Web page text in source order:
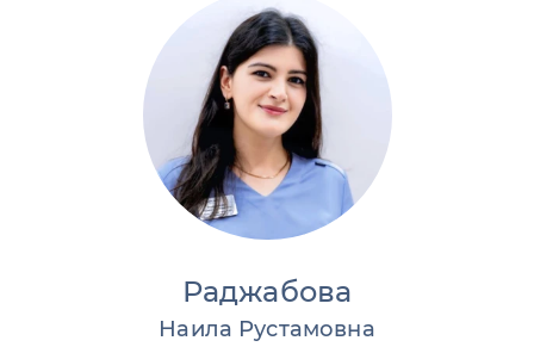
Раджабова
Наила Рустамовна